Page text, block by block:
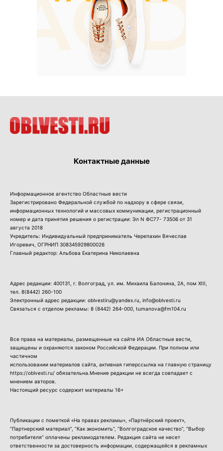
Контактные данные
Информационное агентство Областные вести
Зарегистрировано Федеральной службой по надзору в сфере связи,
информационных технологий и массовых коммуникации, регистрационный
номер и дата принятия решения о регистрации: Эл N ФС77- 73506 от 31
августа 2018
Учредитель: Индивидуальный предприниматель Черепахин Вячеслав
Игоревич, ОГРНИП 308345929800026
Главный редактор: Альбова Екатерина Николаевна
Адрес редакции: 400131, г. Волгоград, ул. им. Михаила Балонина, 2А, пом XIII,
тел. 8(8442) 260-100
Электронный адрес редакции: oblvestiru@yandex.ru, info@oblvesti.ru
Связаться с отделом рекламы: 8 (8442) 264-000 , tumanova@fm104.ru
Все права на материалы, размещенные на сайте ИА Областные вести,
защищены и охраняются законом Российской Федерации. При полном или
частичном
использовании материалов сайта, активная гиперссылка на главную страницу
https://oblvesti.ru/ обязательна.Мнение редакции не всегда совпадает с
мнением авторов.
Настоящий ресурс содержит материалы 16+
Публикации с пометкой «На правах рекламы», «Партнёрский проект»,
“Партнерский материал”, “Как экономить”, “Волгоградское качество”, “Выбор
потребителя” оплачены рекламодателем. Редакция сайта не несет
ответственности за достоверность информации, содержащейся в рекламных